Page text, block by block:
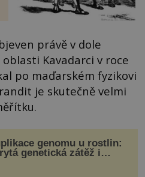
právě v dole
Kavadarci v roce
po maďarském fyzikovi
je skutečně velmi
genomu u rostlin:
genetická zátěž i